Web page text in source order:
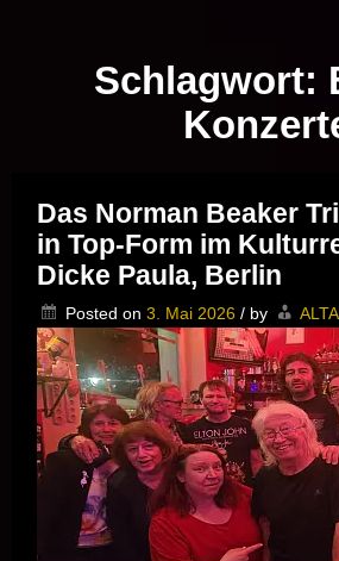
Schlagwort:
Das Norman Beaker
in Top-Form im
Dicke Paula, Berlin
Posted on 3. Mai 2026 / by